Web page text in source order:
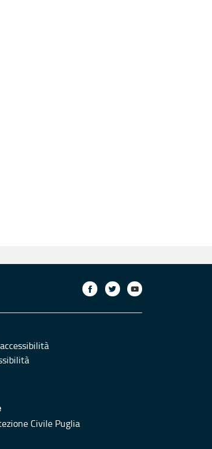
Civile Puglia